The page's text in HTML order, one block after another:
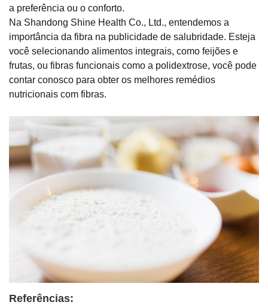
a preferência ou o conforto.
Na Shandong Shine Health Co., Ltd., entendemos a
importância da fibra na publicidade de salubridade. Esteja
você selecionando alimentos integrais, como feijões e
frutas, ou fibras funcionais como a polidextrose, você pode
contar conosco para obter os melhores remédios
nutricionais com fibras.
Referências: